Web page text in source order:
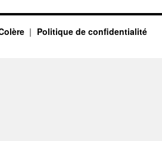
Politique de confidentialité